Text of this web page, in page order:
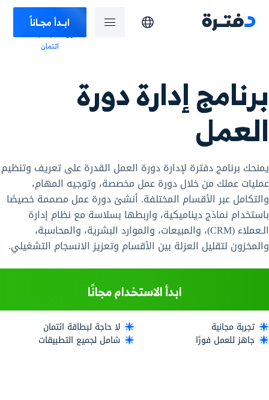
ابـدأ مجـاناً
دون الحاجة لبطاقة
ائتمان
برنامج إدارة دورة
العمل
يمنحك برنامج دفترة لإدارة دورة العمل القدرة على تعريف وتنظيم
عمليات عملك من خلال دورة عمل مخصصة، وتوجيه المهام،
والتكامل عبر الأقسام المختلفة. أنشئ دورة عمل مصممة خصيصًا
باستخدام نماذج ديناميكية، واربطها بسلاسة مع نظام إدارة
الـعملاء (CRM)، والمبيعات، والموارد البشرية، والمحاسبة،
والمخزون لتقليل العزلة بين الأقسام وتعزيز الانسجام التشغيلي.
ابدأ الاستخدام مجانًا
تجربة مجانية
لا حاجة لبطاقة ائتمان
جاهز للعمل فورًا
شامل لجميع التطبيقات